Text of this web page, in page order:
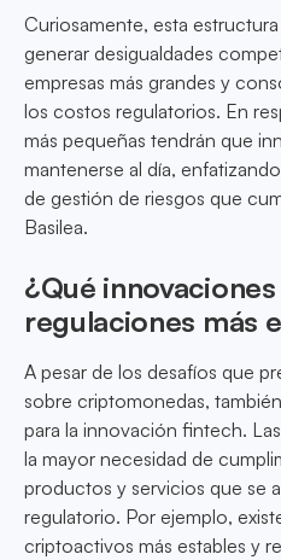
Curiosamente, esta
generar desigualdades
empresas más grandes y
los costos regulatorios. En
más pequeñas tendrán que
mantenerse al día,
de gestión de riesgos que
Basilea.
¿Qué
regulaciones más
A pesar de los desafíos que
sobre criptomonedas,
para la innovación fintech.
la mayor necesidad de
productos y servicios que se
regulatorio. Por ejemplo,
criptoactivos más estables y